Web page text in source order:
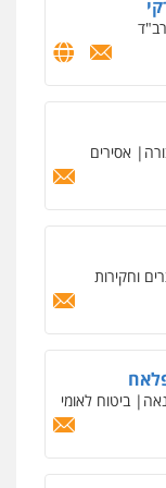
ביטוח
דין לענייני
עורכי דין